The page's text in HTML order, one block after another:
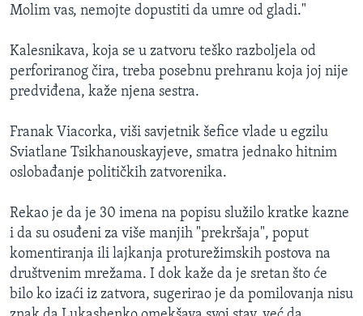
Molim vas, nemojte dopustiti da umre od gladi."
Kalesnikava, koja se u zatvoru teško razboljela od
perforiranog čira, treba posebnu prehranu koja joj nije
predviđena, kaže njena sestra.
Franak Viacorka, viši savjetnik šefice vlade u egzilu
Sviatlane Tsikhanouskayjeve, smatra jednako hitnim
oslobađanje političkih zatvorenika.
Rekao je da je 30 imena na popisu služilo kratke kazne
i da su osuđeni za više manjih "prekršaja", poput
komentiranja ili lajkanja proturežimskih postova na
društvenim mrežama. I dok kaže da je sretan što će
bilo ko izaći iz zatvora, sugerirao je da pomilovanja nisu